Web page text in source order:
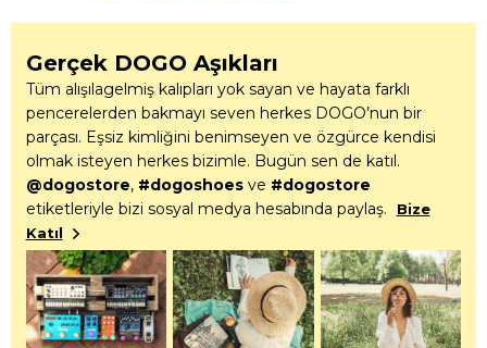
Gerçek DOGO Aşıkları
Tüm alışılagelmiş kalıpları yok sayan ve hayata farklı
pencerelerden bakmayı seven herkes DOGO’nun bir
parçası. Eşsiz kimliğini benimseyen ve özgürce kendisi
olmak isteyen herkes bizimle. Bugün sen de katıl.
@dogostore, #dogoshoesve #dogostore
etiketleriyle bizi sosyal medya hesabında paylaş.
Bize
Katıl